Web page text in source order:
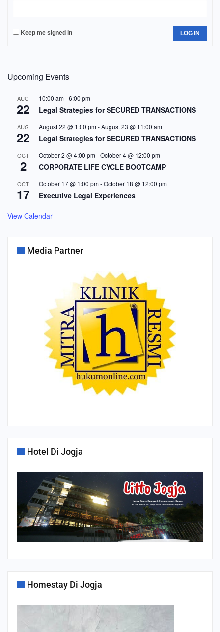
Keep me signed in LOG IN
Upcoming Events
AUG
22
10:00 am-6:00 pm
Legal Strategies for SECURED TRANSACTIONS
AUG
22
August 22 @ 1:00 pm-August 23 @ 11:00 am
Legal Strategies for SECURED TRANSACTIONS
OCT
2
October 2 @ 4:00 pm-October 4 @ 12:00 pm
CORPORATE LIFE CYCLE BOOTCAMP
OCT
17
October 17 @ 1:00 pm-October 18 @ 12:00 pm
Executive Legal Experiences
View Calendar
Media Partner
Hotel Di Jogja
Homestay Di Jogja